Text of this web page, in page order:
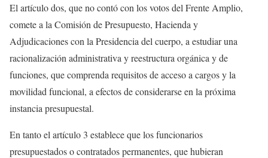
El artículo dos, que no contó con los votos del Frente Amplio,
comete a la Comisión de Presupuesto, Hacienda y
Adjudicaciones con la Presidencia del cuerpo, a estudiar una
racionalización administrativa y reestructura orgánica y de
funciones, que comprenda requisitos de acceso a cargos y la
movilidad funcional, a efectos de considerarse en la próxima
instancia presupuestal.
En tanto el artículo 3 establece que los funcionarios
presupuestados o contratados permanentes, que hubieran